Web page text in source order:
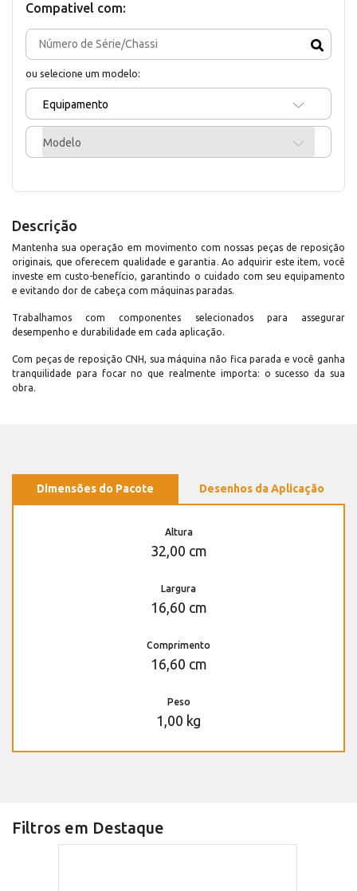
Compativel com:
ou selecione um modelo:
Equipamento
Modelo
Descrição
Mantenha sua operação em movimento com nossas peças de reposição
originais, que oferecem qualidade e garantia. Ao adquirir este item, você
investe em custo-benefício, garantindo o cuidado com seu equipamento
e evitando dor de cabeça com máquinas paradas.
Trabalhamos com componentes selecionados para assegurar
desempenho e durabilidade em cada aplicação.
Com peças de reposição CNH, sua máquina não fica parada e você ganha
tranquilidade para focar no que realmente importa: o sucesso da sua
obra.
Dimensões do Pacote Desenhos da Aplicação
Altura
32,00 cm
Largura
16,60 cm
Comprimento
16,60 cm
Peso
1,00 kg
Filtros em Destaque